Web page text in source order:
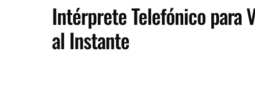
Intérprete Telefónico para
al Instante